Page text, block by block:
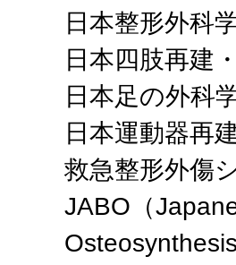
日本整形外科
日本四肢再建
日本足の外科
日本運動器再
救急整形外傷
JABO（